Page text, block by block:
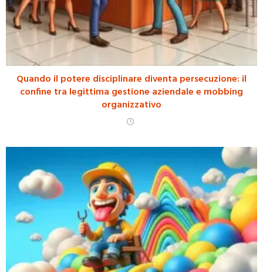
Quando il potere disciplinare diventa persecuzione: il
confine tra legittima gestione aziendale e mobbing
organizzativo